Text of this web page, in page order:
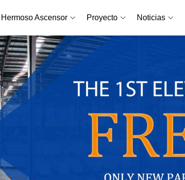
Hermoso Ascensor Proyecto Noticias